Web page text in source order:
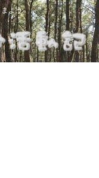
よう